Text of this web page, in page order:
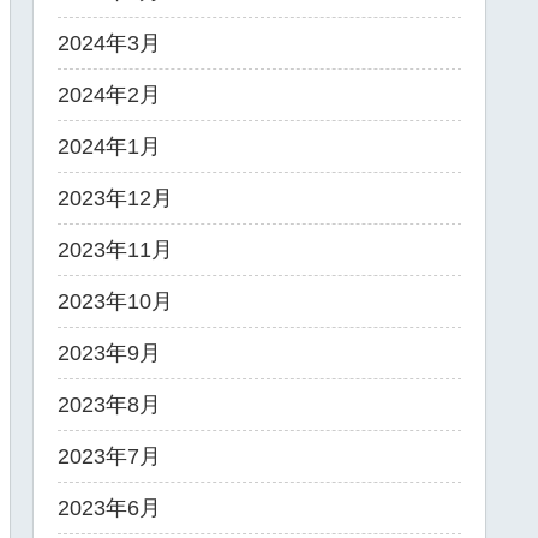
2024年3月
2024年2月
2024年1月
2023年12月
2023年11月
2023年10月
2023年9月
2023年8月
2023年7月
2023年6月